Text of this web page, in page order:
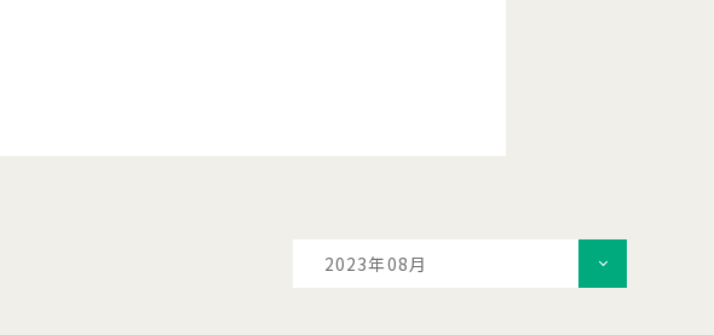
2023年08月